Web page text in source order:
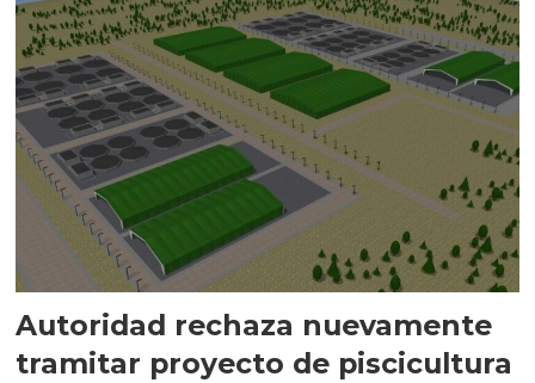
Autoridad rechaza nuevamente
tramitar proyecto de piscicultura